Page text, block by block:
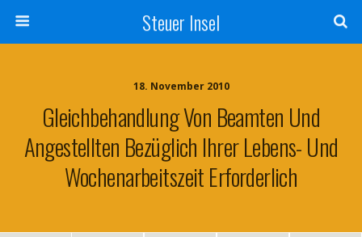
Steuer Insel
18. November 2010
Gleichbehandlung Von Beamten Und
Angestellten Bezüglich Ihrer Lebens- Und
Wochenarbeitszeit Erforderlich